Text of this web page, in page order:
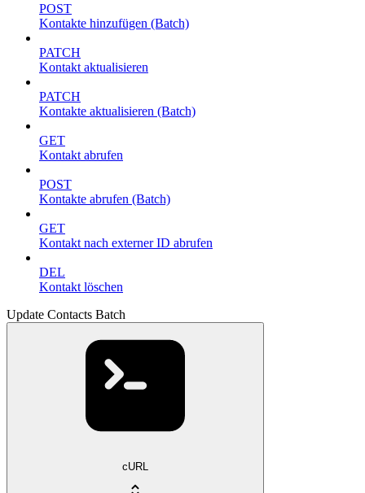
POST
Kontakte hinzufügen (Batch)
PATCH
Kontakt aktualisieren
PATCH
Kontakte aktualisieren (Batch)
GET
Kontakt abrufen
POST
Kontakte abrufen (Batch)
GET
Kontakt nach externer ID abrufen
DEL
Kontakt löschen
Update Contacts Batch
cURL